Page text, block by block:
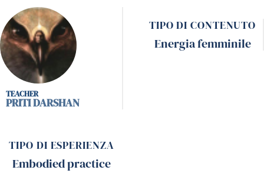
PRITI DARSHAN
TIPO DI CONTENUTO
Energia femminile
TIPO DI ESPERIENZA
Embodied practice